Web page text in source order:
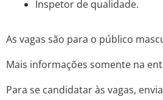
Inspetor de qualidade.
As vagas são para o público
Mais informações somente na
Para se candidatar às vagas,